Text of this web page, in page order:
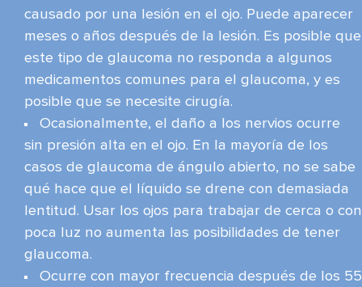
causado por una lesión en el ojo. Puede aparecer
meses o años después de la lesión. Es posible que
este tipo de glaucoma no responda a algunos
medicamentos comunes para el glaucoma, y ​​es
posible que se necesite cirugía.
Ocasionalmente, el daño a los nervios ocurre
sin presión alta en el ojo. En la mayoría de los
casos de glaucoma de ángulo abierto, no se sabe
qué hace que el líquido se drene con demasiada
lentitud. Usar los ojos para trabajar de cerca o con
poca luz no aumenta las posibilidades de tener
glaucoma.
Ocurre con mayor frecuencia después de los 55